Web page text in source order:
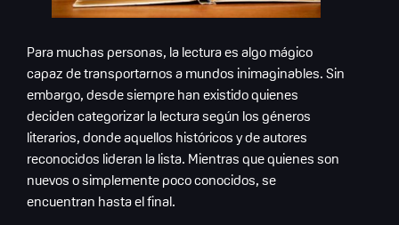
Para muchas personas, la lectura es algo mágico
capaz de transportarnos a mundos inimaginables. Sin
embargo, desde siempre han existido quienes
deciden categorizar la lectura según los géneros
literarios, donde aquellos históricos y de autores
reconocidos lideran la lista. Mientras que quienes son
nuevos o simplemente poco conocidos, se
encuentran hasta el final.